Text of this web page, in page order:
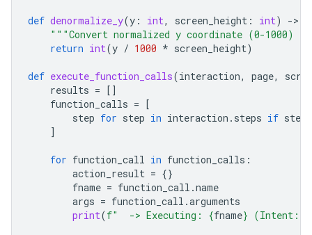
def denormalize_y(y : int, screen_height : int) ->
"""Convert normalized y coordinate (0-1000)
return int(y / 1000 * screen_height)
def execute_function_calls(interaction, page,
results = []
function_calls = [
step for step in interaction . steps if step
]
for function_call in function_calls :
action_result = {}
fname = function_call .name
args = function_call .arguments
print(f"  -> Executing: {fname} (Intent: